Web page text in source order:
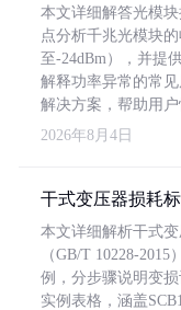
本文详细解答光模
点分析千兆光模块
至-24dBm），并提
解释功率异常的常
解决方案，帮助用户
2026年8月4日
干式变压器损耗
本文详细解析干式
（GB/T 10228-
例，分步骤说明变
实例表格，涵盖